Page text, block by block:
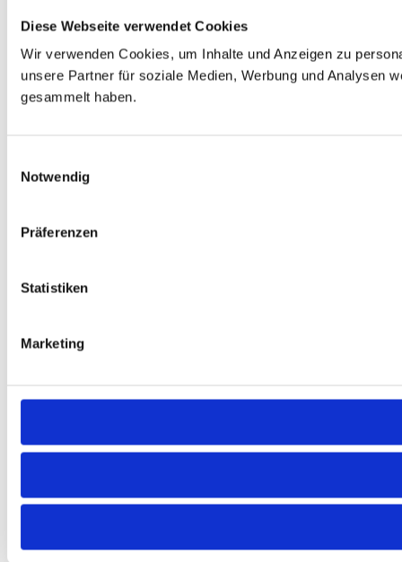
Diese Webseite verwendet Cookies
Wir verwenden Cookies, um Inhalte und Anzeigen zu
unsere Partner für soziale Medien, Werbung und Analysen
gesammelt haben.
Notwendig
Präferenzen
Statistiken
Marketing